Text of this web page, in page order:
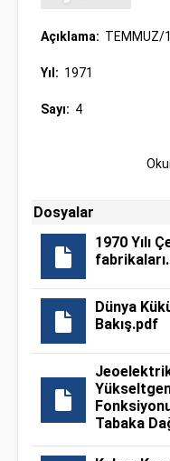
Açıklama: TEMMUZ/
Yıl: 1971
Sayı: 4
Dosyalar
1970 Yılı
Dünya
Bakış.pdf
Tabaka